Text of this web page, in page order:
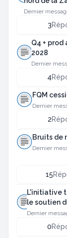
Dernier
3
Q4 +
2028
Dernier
4
FQM
Dernier
2
Bruits de
Dernier
15
L'initiative
le soutien
Dernier
0